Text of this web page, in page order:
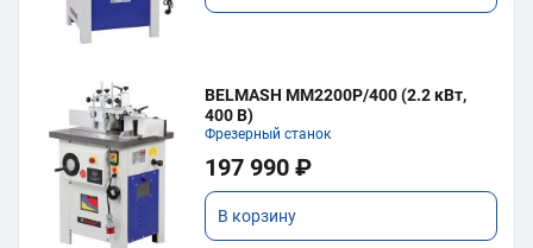
BELMASH MM2200P/400 (2.2 кВт,
400 В)
Фрезерный станок
197 990 ₽
В корзину